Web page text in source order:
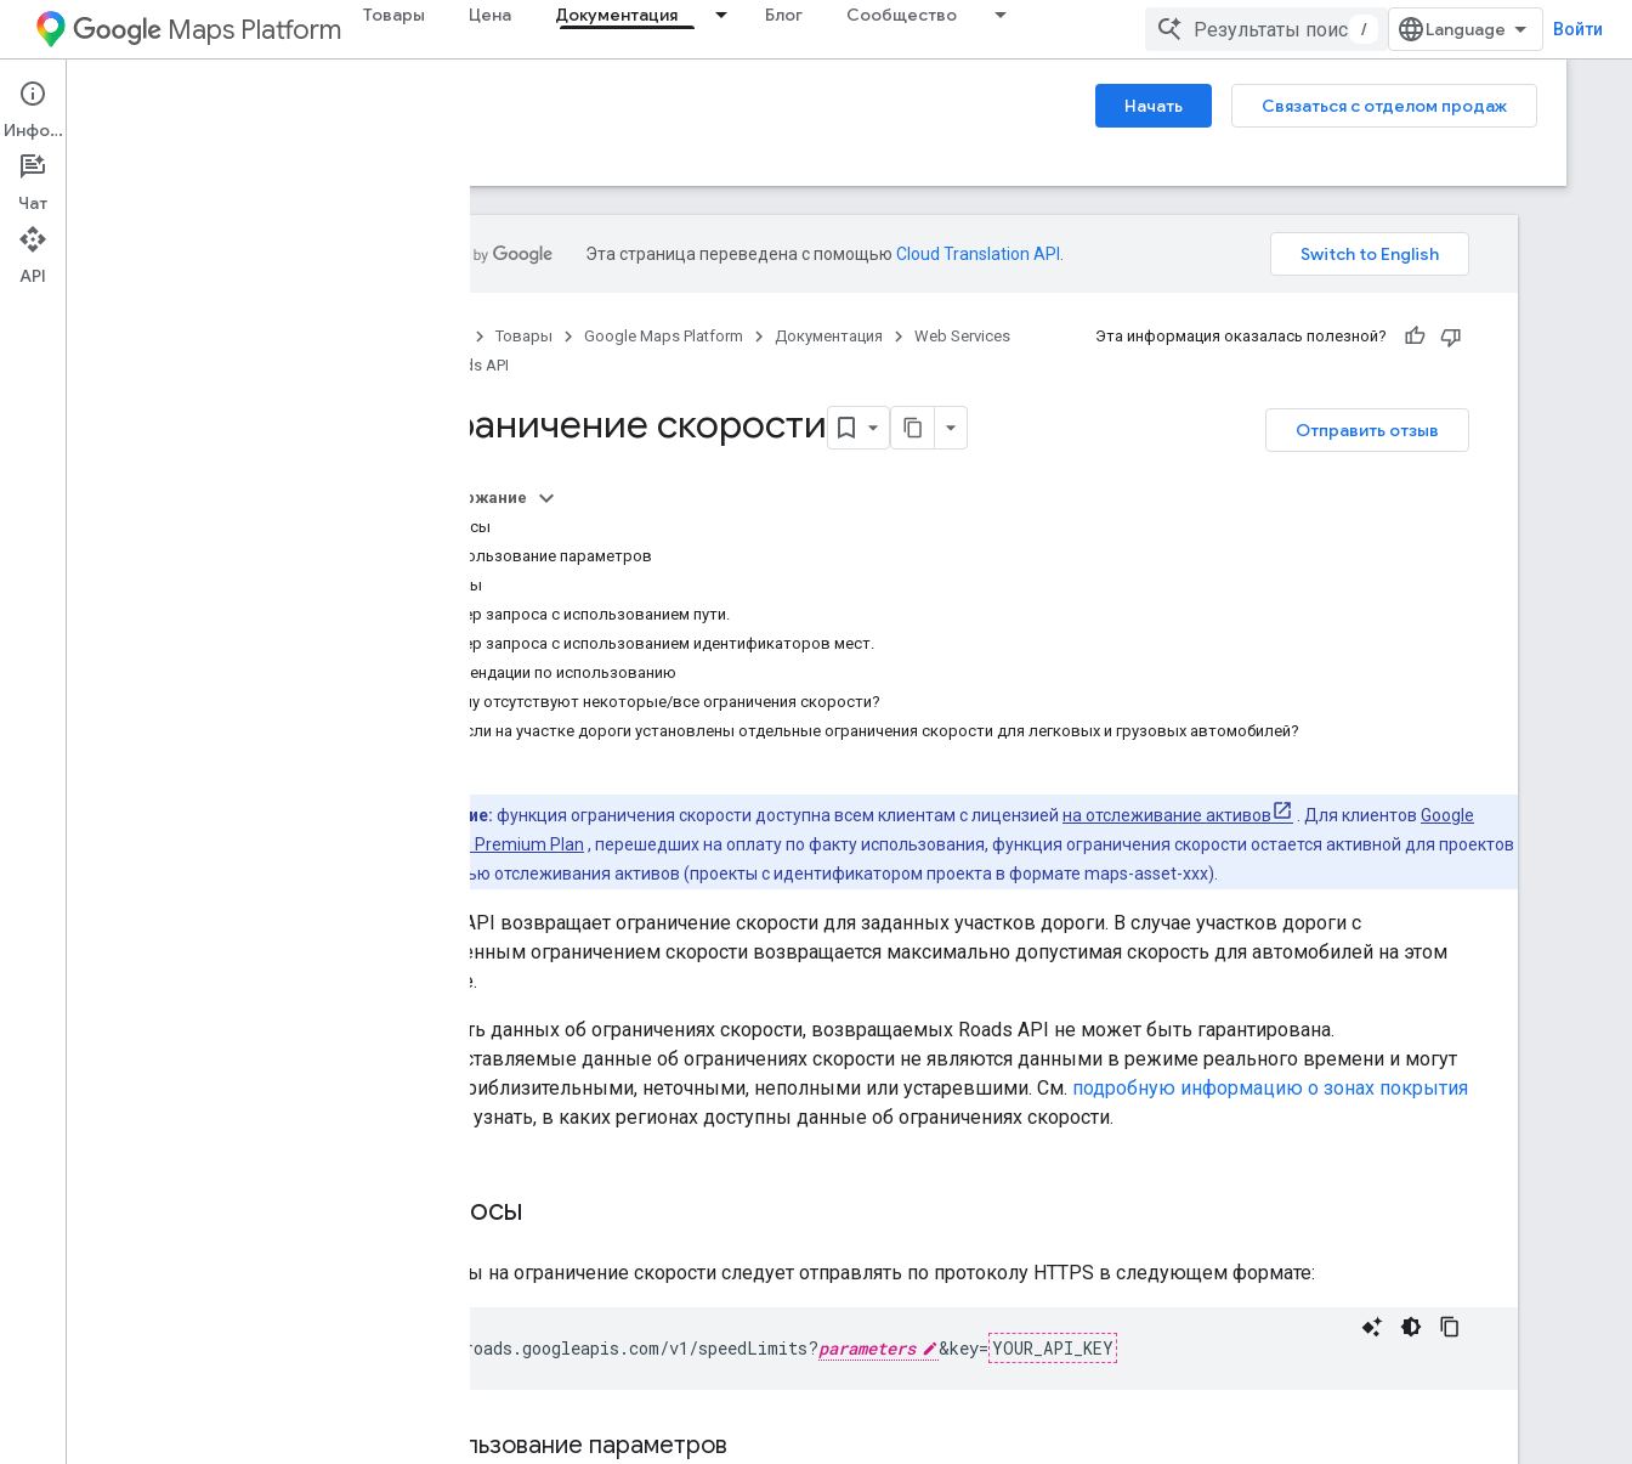
Maps Platform Товары Цена Документация Блог Сообщество
/ Войти
Web Services Начать
Связаться с отделом продаж
Руководства
Эта страница переведена с помощью Cloud Translation API
Товары Google Maps Platform Документация
Web Services
Roads API
Эта информация оказалась полезной?
Отправить отзыв
Ограничение скорости
Содержание
Запросы
Использование параметров
Ответы
Пример запроса с использованием пути.
Пример запроса с использованием идентификаторов мест.
Рекомендации по использованию
Почему отсутствуют некоторые/все ограничения скорости?
Что если на участке дороги установлены отдельные ограничения скорости для легковых и грузовых автомобилей?
Примечание: функция ограничения скорости доступна всем клиентам с лицензией на отслеживание активов . Для клиентов Google
Maps Platform Premium Plan , перешедших на оплату по факту использования, функция ограничения скорости остается активной для проектов
с возможностью отслеживания активов (проекты с идентификатором проекта в формате maps-asset-xxx).
Roads API возвращает ограничение скорости для заданных участков дороги. В случае участков дороги с
переменным ограничением скорости возвращается максимально допустимая скорость для автомобилей на этом
участке.
Точность данных об ограничениях скорости, возвращаемых Roads API не может быть гарантирована.
Предоставляемые данные об ограничениях скорости не являются данными в режиме реального времени и могут
быть приблизительными, неточными, неполными или устаревшими. См. подробную информацию о зонах покрытия
, чтобы узнать, в каких регионах доступны данные об ограничениях скорости.
Запросы
Запросы на ограничение скорости следует отправлять по протоколу HTTPS в следующем формате:
https://roads.googleapis.com/v1/speedLimits?parameters &key= YOUR_API_KEY
Использование параметров
Информация
Чат
API